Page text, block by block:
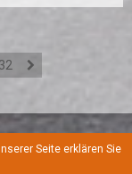
Seite erklären Sie